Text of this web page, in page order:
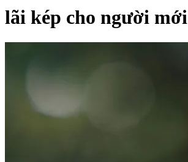
lãi kép cho người mới